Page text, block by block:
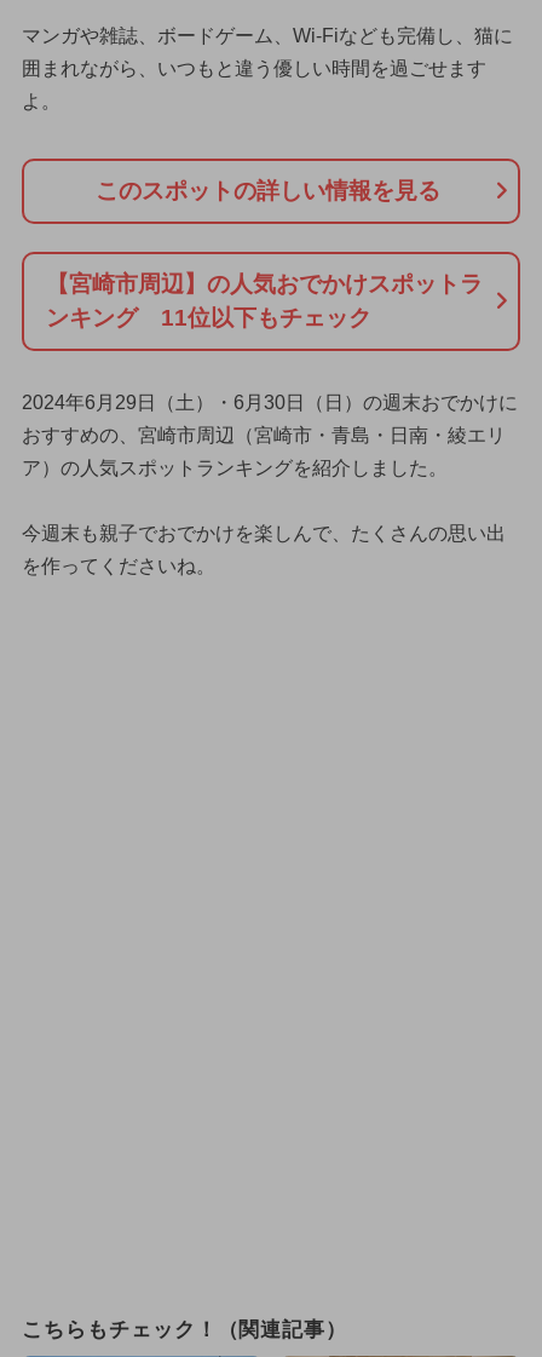
マンガや雑誌、ボードゲーム、Wi-Fiなども完備し、猫に
囲まれながら、いつもと違う優しい時間を過ごせます
よ。
このスポットの詳しい情報を見る
【宮崎市周辺】の人気おでかけスポットラ
ンキング 11位以下もチェック
2024年6月29日（土）・6月30日（日）の週末おでかけに
おすすめの、宮崎市周辺（宮崎市・青島・日南・綾エリ
ア）の人気スポットランキングを紹介しました。
今週末も親子でおでかけを楽しんで、たくさんの思い出
を作ってくださいね。
こちらもチェック！（関連記事）